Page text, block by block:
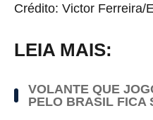
Crédito: Victor Ferreira/
LEIA MAIS:
VOLANTE QUE
PELO BRASIL FICA